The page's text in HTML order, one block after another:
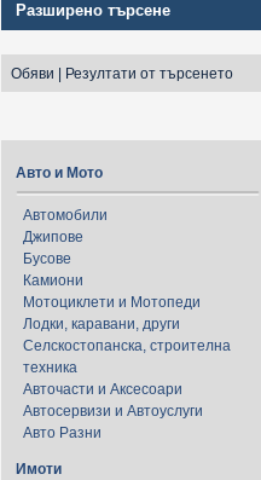
Разширено търсене
Обяви Резултати от търсенето
Авто и Мото
Автомобили
Джипове
Бусове
Камиони
Мотоциклети и Мотопеди
Лодки, каравани, други
Селскостопанска, строителна
техника
Авточасти и Аксесоари
Автосервизи и Автоуслуги
Авто Разни
Имоти